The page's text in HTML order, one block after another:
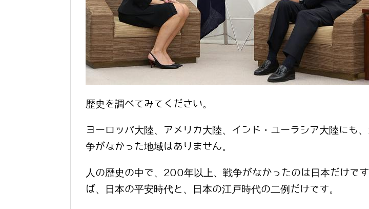
歴史を調べてみてください。
ヨーロッパ大陸、アメリカ大陸、インド・ユーラシア大陸にも
争がなかった地域はありません。
人の歴史の中で、200年以上、戦争がなかったのは日本だけで
ば、日本の平安時代と、日本の江戸時代の二例だけです。